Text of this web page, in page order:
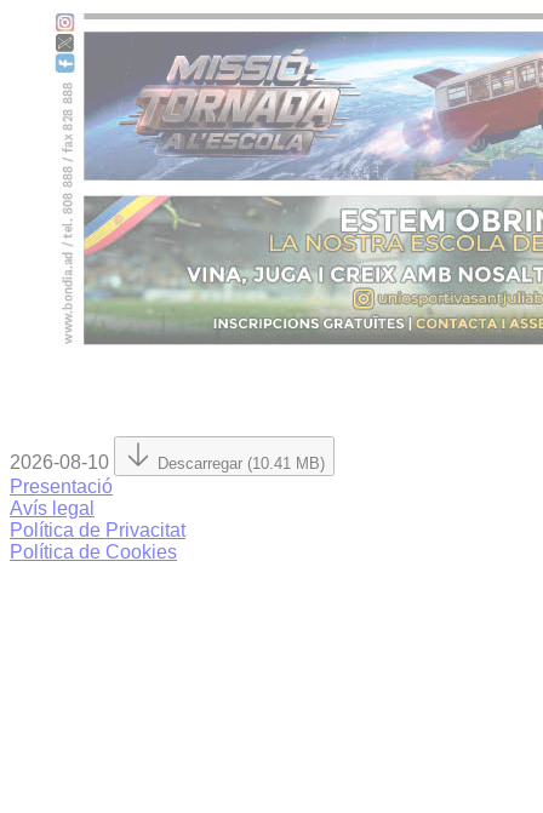
2026-08-10 Descarregar (10.41 MB)
Presentació
Avís legal
Política de Privacitat
Política de Cookies